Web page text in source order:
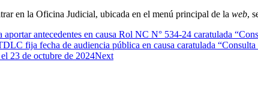
en la Oficina Judicial, ubicada en el menú principal de la web,
antecedentes en causa Rol NC N° 534-24 caratulada
fija fecha de audiencia pública en causa caratulada
23 de octubre de 2024Next